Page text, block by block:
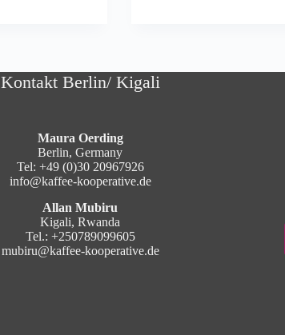
Kontakt Berlin/ Kigali
Maura Oerding
Berlin, Germany
Tel: +49 (0)30 20967926
info@kaffee-kooperative.de
Allan Mubiru
Kigali, Rwanda
Tel.: +250789099605
mubiru@kaffee-kooperative.de